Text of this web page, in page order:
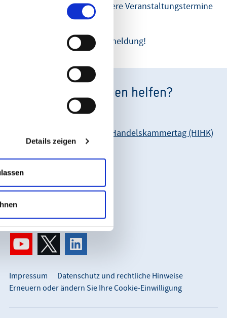
Informationen und die
Details zeigen
Fehlende Links sowie weitere Veranstaltungstermine
werden zeitnah ergänzt.
Wir freuen uns auf Ihre Anmeldung!
Wie können wir Ihnen helfen?
Unsere Anschrift:
Hessischer Industrie- und Handelskammertag (HIHK)
Karl-Glässing-Straße 8
65183 Wiesbaden
0611 360 115-0
Impressum
Datenschutz und rechtliche Hinweise
Erneuern oder ändern Sie Ihre Cookie-Einwilligung